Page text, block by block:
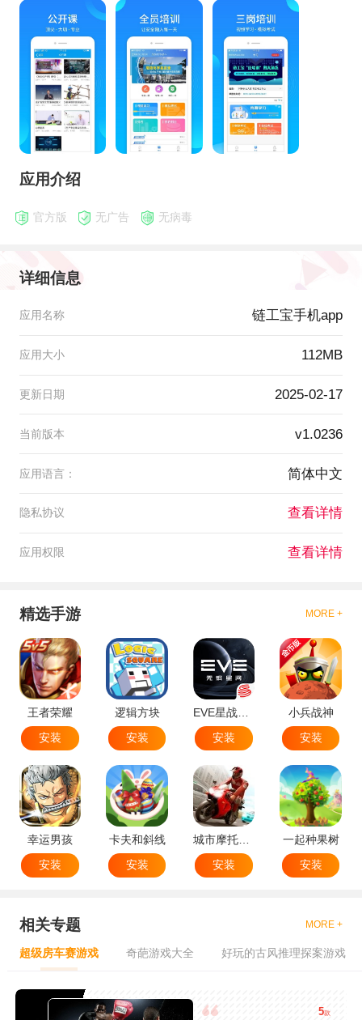
应用介绍
官方版 无广告 无病毒
详细信息
应用名称 链工宝手机app
应用大小 112MB
更新日期 2025-02-17
当前版本 v1.0236
应用语言： 简体中文
隐私协议 查看详情
应用权限 查看详情
精选手游 MORE +
王者荣耀
安装
逻辑方块
安装
EVE星战前夜无烬星河
安装
小兵战神
安装
幸运男孩
安装
卡夫和斜线
安装
城市摩托特技
安装
一起种果树
安装
相关专题 MORE +
超级房车赛游戏 奇葩游戏大全 好玩的古风推理探案游戏
5款